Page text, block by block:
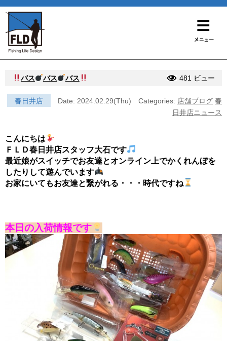
バス バス バス 481 ビュー
春日井店 Date: 2024.02.29(Thu) Categories: 店舗ブログ 春
日井店ニュース
こんにちは
ＦＬＤ春日井店スタッフ大石です
最近娘がスイッチでお友達とオンライン上でかくれんぼを
したりして遊んでいます
お家にいてもお友達と繋がれる・・・時代ですね
本日の入荷情報です